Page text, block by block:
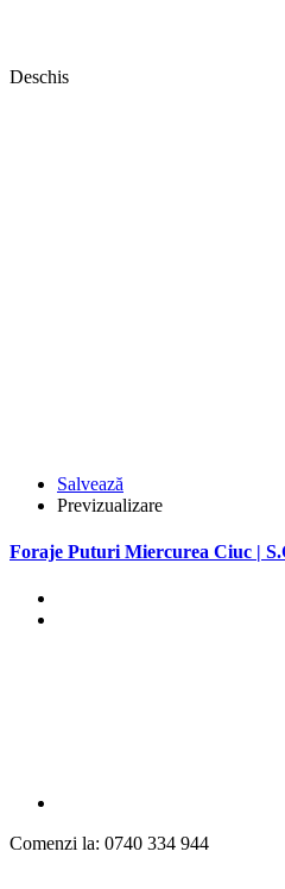
Deschis
Salvează
Previzualizare
Foraje Puturi Miercurea Ciuc |
Comenzi la: 0740 334 944